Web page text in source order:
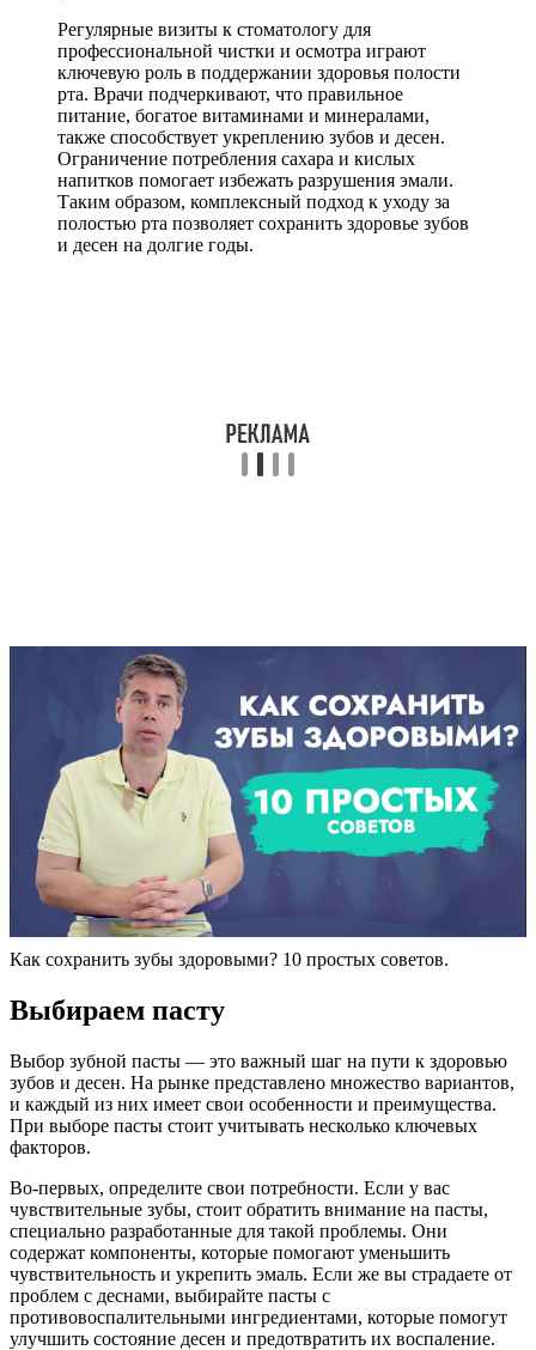
Регулярные визиты к стоматологу для
профессиональной чистки и осмотра играют
ключевую роль в поддержании здоровья полости
рта. Врачи подчеркивают, что правильное
питание, богатое витаминами и минералами,
также способствует укреплению зубов и десен.
Ограничение потребления сахара и кислых
напитков помогает избежать разрушения эмали.
Таким образом, комплексный подход к уходу за
полостью рта позволяет сохранить здоровье зубов
и десен на долгие годы.
Как сохранить зубы здоровыми? 10 простых советов.
Выбираем пасту
Выбор зубной пасты — это важный шаг на пути к здоровью
зубов и десен. На рынке представлено множество вариантов,
и каждый из них имеет свои особенности и преимущества.
При выборе пасты стоит учитывать несколько ключевых
факторов.
Во-первых, определите свои потребности. Если у вас
чувствительные зубы, стоит обратить внимание на пасты,
специально разработанные для такой проблемы. Они
содержат компоненты, которые помогают уменьшить
чувствительность и укрепить эмаль. Если же вы страдаете от
проблем с деснами, выбирайте пасты с
противовоспалительными ингредиентами, которые помогут
улучшить состояние десен и предотвратить их воспаление.